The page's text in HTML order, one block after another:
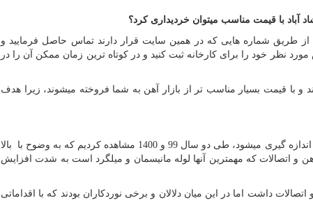
آباد با قیمت مناسب میتوان خردیداری کرد؟
از طریق شماره هایی که در همین سایت قرار دارند تماس حاصل فرمایید و
نظر خود را برای کارخانه ثبت کنید و در کوتاه ترین زمان ممکن آن را در
و با قیمت بسیار مناسب تر از بازار آهن به شما فروخته میشوند، زیرا هدف
در ایران قیمت محصولات و مصالح بر اساس نرخ ارز و میزان تورم اندازه گیری میشود، طی دو سال 99 و 1400 مشاهده کردیم که به وضوح با بالا
اتصالات که مهمترین آنها لوله مانیسمان و میلگرد است به شدت افزایش
داشت اما در این میان دلالان و برخی نوردکاران بودند که با اقداماتی